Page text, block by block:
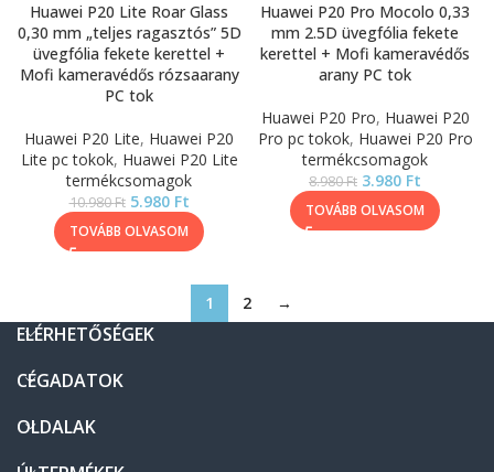
Huawei P20 Lite Roar Glass
0,30 mm „teljes ragasztós” 5D
üvegfólia fekete kerettel +
Mofi kameravédős rózsaarany
PC tok
Huawei P20 Lite, Huawei P20
Lite pc tokok, Huawei P20 Lite
termékcsomagok
10.980Ft 5.980 Ft
TOVÁBB OLVASOM
Huawei P20 Pro Mocolo 0,33
mm 2.5D üvegfólia fekete
kerettel + Mofi kameravédős
arany PC tok
Huawei P20 Pro, Huawei P20
Pro pc tokok, Huawei P20 Pro
termékcsomagok
8.980Ft 3.980 Ft
TOVÁBB OLVASOM
1 2 →
ELÉRHETŐSÉGEK
CÉGADATOK
OLDALAK